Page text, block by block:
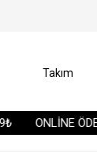
ONLİNE
Takım